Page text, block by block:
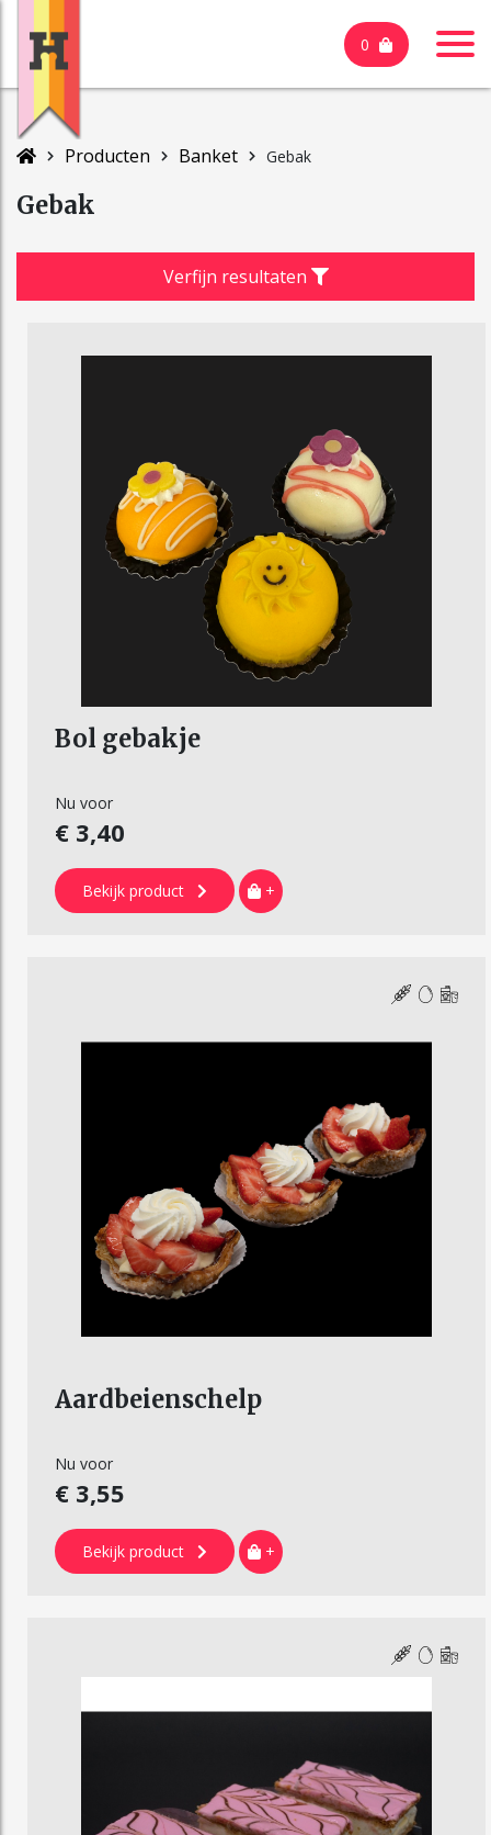
0
Producten Banket Gebak
Gebak
Verfijn resultaten
Bol gebakje
Nu voor
€ 3,40
Bekijk product +
Aardbeienschelp
Nu voor
€ 3,55
Bekijk product +